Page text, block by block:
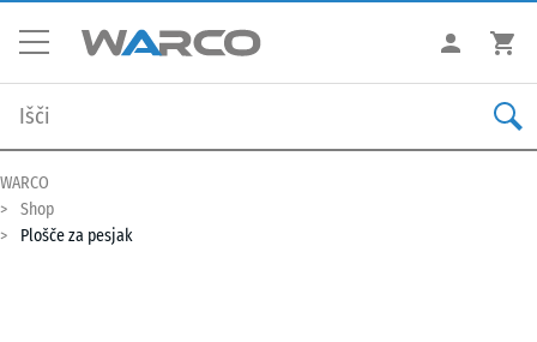
WARCO
Shop
Plošče za pesjak